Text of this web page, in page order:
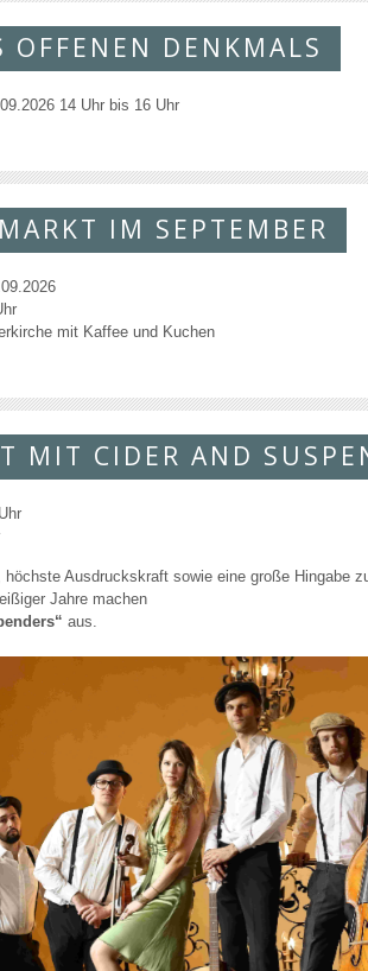
OFFENEN DENKMALS
14 Uhr bis 16 Uhr
IM SEPTEMBER
mit Kaffee und Kuchen
MIT CIDER AND
höchste Ausdruckskraft sowie eine große Hingabe
Jahre machen
aus.